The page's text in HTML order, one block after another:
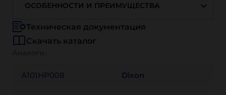
ОСОБЕННОСТИ И ПРЕИМУЩЕСТВА
Техническая документация
Скачать каталог
А101HP008 Dixon